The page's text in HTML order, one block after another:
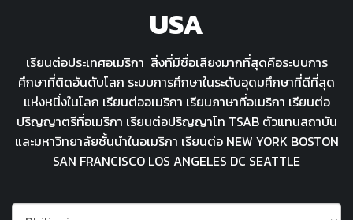
USA
เรียนต่อประเทศอเมริกา สิ่งที่มีชื่อเสียงมากที่สุดคือระบบการ
ศึกษาที่ติดอันดับโลก ระบบการศึกษาในระดับอุดมศึกษาที่ดีที่สุด
แห่งหนึ่งในโลก เรียนต่ออเมริกา เรียนภาษาที่อเมริกา เรียนต่อ
ปริญญาตรีที่อเมริกา เรียนต่อปริญญาโท TSAB ตัวแทนสถาบัน
และมหาวิทยาลัยชั้นนำในอเมริกา เรียนต่อ NEW YORK BOSTON
SAN FRANCISCO LOS ANGELES DC SEATTLE